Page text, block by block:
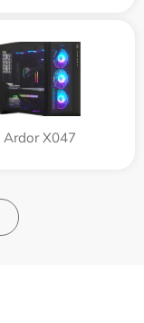
Ardor X047